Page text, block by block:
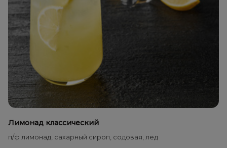
Лимонад классический
п/ф лимонад, сахарный сироп, содовая, лед